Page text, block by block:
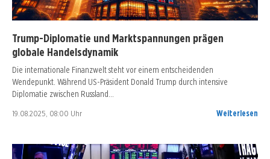
Trump-Diplomatie und Marktspannungen prägen
globale Handelsdynamik
Die internationale Finanzwelt steht vor einem entscheidenden
Wendepunkt. Während US-Präsident Donald Trump durch intensive
Diplomatie zwischen Russland…
19.08.2025, 08:00 Uhr Weiterlesen